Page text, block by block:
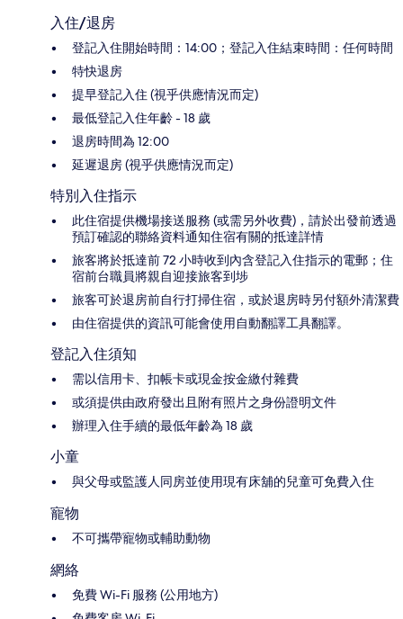
入住/退房
登記入住開始時間：14:00；登記入住結束時間：任何時間
特快退房
提早登記入住 (視乎供應情況而定)
最低登記入住年齡 - 18 歲
退房時間為 12:00
延遲退房 (視乎供應情況而定)
特別入住指示
此住宿提供機場接送服務 (或需另外收費)，請於出發前透過
預訂確認的聯絡資料通知住宿有關的抵達詳情
旅客將於抵達前 72 小時收到內含登記入住指示的電郵；住
宿前台職員將親自迎接旅客到埗
旅客可於退房前自行打掃住宿，或於退房時另付額外清潔費
由住宿提供的資訊可能會使用自動翻譯工具翻譯。
登記入住須知
需以信用卡、扣帳卡或現金按金繳付雜費
或須提供由政府發出且附有照片之身份證明文件
辦理入住手續的最低年齡為 18 歲
小童
與父母或監護人同房並使用現有床舖的兒童可免費入住
寵物
不可攜帶寵物或輔助動物
網絡
免費 Wi-Fi 服務 (公用地方)